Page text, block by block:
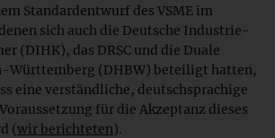
Standardentwurf des VSME im
sich auch die Deutsche Industrie-
(DIHK), das DRSC und die Duale
Württemberg (DHBW) beteiligt hatten,
eine verständliche, deutschsprachige
für die Akzeptanz dieses
(wir berichteten).